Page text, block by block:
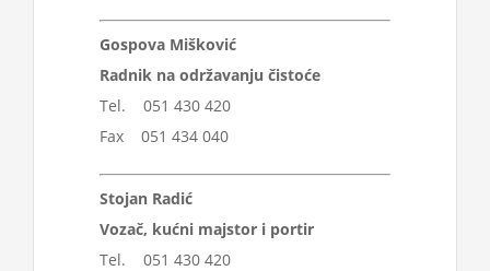
Gospova Mišković
Radnik na održavanju čistoće
Tel. 051 430 420
Fax 051 434 040
Stojan Radić
Vozač, kućni majstor i portir
Tel. 051 430 420